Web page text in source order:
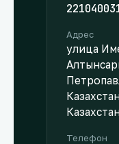
Адрес
улица
Казахстан
Телефон